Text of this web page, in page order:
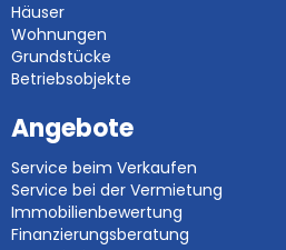
Häuser
Wohnungen
Grundstücke
Betriebsobjekte
Angebote
Service beim Verkaufen
Service bei der Vermietung
Immobilienbewertung
Finanzierungsberatung